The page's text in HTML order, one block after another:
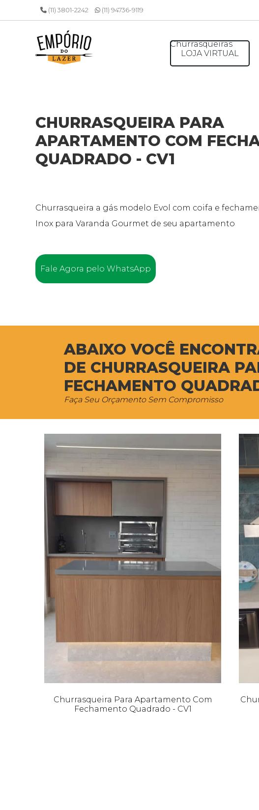
(11) 3801-2242 (11) 94736-9119
Churrasqueiras
LOJA VIRTUAL
CHURRASQUEIRA PARA
APARTAMENTO COM
QUADRADO - CV1
Churrasqueira a gás modelo Evol com coifa e
Inox para Varanda Gourmet de seu apartamento
Fale Agora pelo WhatsApp
ABAIXO VOCÊ
DE CHURRASQUEIRA
FECHAMENTO
Faça Seu Orçamento Sem Compromisso
Churrasqueira Para Apartamento Com
Fechamento Quadrado - CV1